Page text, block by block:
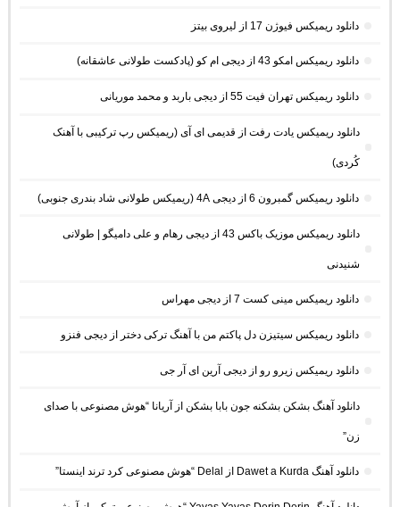
دانلود ریمیکس فیوژن 17 از لیروی بیتز
دانلود ریمیکس امکو 43 از دیجی ام کو (پادکست طولانی عاشقانه)
دانلود ریمیکس تهران فیت 55 از دیجی باربد و محمد موریانی
دانلود ریمیکس یادت رفت از قدیمی ای آی (ریمیکس رپ ترکیبی با آهنک
کُردی)
دانلود ریمیکس گمبرون 6 از دیجی 4A (ریمیکس طولانی شاد بندری جنوبی)
دانلود ریمیکس موزیک باکس 43 از دیجی رهام و علی دامیگو | طولانی
شنیدنی
دانلود ریمیکس مینی کست 7 از دیجی مهراس
دانلود ریمیکس سیتیزن دل پاکتم من با آهنگ ترکی دختر از دیجی فنزو
دانلود ریمیکس زیرو رو از دیجی آرین ای آر جی
دانلود آهنگ بشکن بشکنه جون بابا بشکن از آریانا “هوش مصنوعی با صدای
زن”
دانلود آهنگ Dawet a Kurda از Delal “هوش مصنوعی کرد ترند اینستا”